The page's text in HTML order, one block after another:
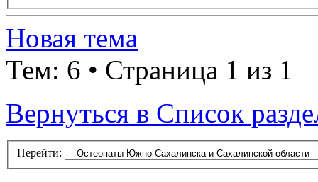
Новая тема
Тем: 6 • Страница 1 из 1
Вернуться в Список
Перейти: